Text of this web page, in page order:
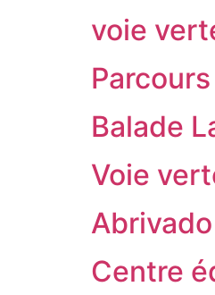
voie
Balade
Voie
Centre